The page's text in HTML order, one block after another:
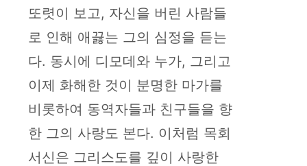
또렷이 보고, 자신을 버린 사람들
로 인해 애끓는 그의 심정을 듣는
다. 동시에 디모데와 누가, 그리고
이제 화해한 것이 분명한 마가를
비롯하여 동역자들과 친구들을 향
한 그의 사랑도 본다. 이처럼 목회
서신은 그리스도를 깊이 사랑한